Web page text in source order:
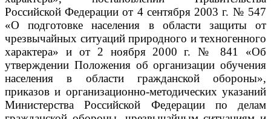
Российской Федерации от 4 сентября 2003 г. № 547
«О подготовке населения в области защиты от
чрезвычайных ситуаций природного и техногенного
характера» и от 2 ноября 2000 г. № 841 «Об
утверждении Положения об организации обучения
населения в области гражданской обороны»,
приказов и организационно-методических указаний
Министерства Российской Федерации по делам